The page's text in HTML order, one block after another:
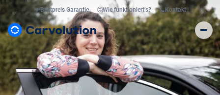
💸Bestpreis Garantie 🤔Wie funktioniert’s? 📞 Kontakt